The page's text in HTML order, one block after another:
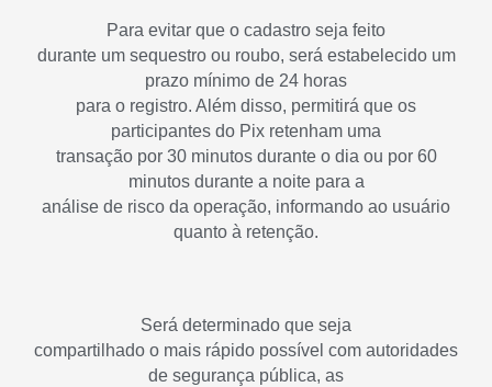
Para evitar que o cadastro seja feito
durante um sequestro ou roubo, será estabelecido um
prazo mínimo de 24 horas
para o registro. Além disso, permitirá que os
participantes do Pix retenham uma
transação por 30 minutos durante o dia ou por 60
minutos durante a noite para a
análise de risco da operação, informando ao usuário
quanto à retenção.
Será determinado que seja
compartilhado o mais rápido possível com autoridades
de segurança pública, as